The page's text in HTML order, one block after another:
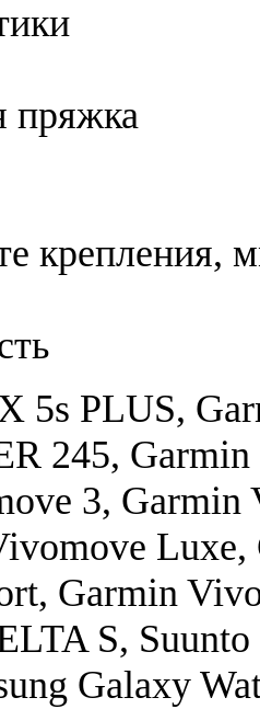
пряжка
крепления,
5s PLUS,
245,
3,
Garmin
S,
Galaxy